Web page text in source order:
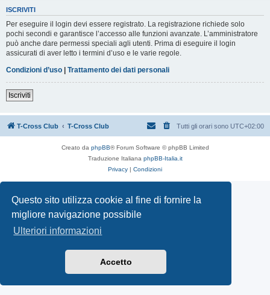
Questo sito utilizza cookie al fine di fornire la
migliore navigazione possibile
Ulteriori informazioni
Accetto
ISCRIVITI
Per eseguire il login devi essere registrato. La registrazione richiede solo
pochi secondi e garantisce l’accesso alle funzioni avanzate. L’amministratore
può anche dare permessi speciali agli utenti. Prima di eseguire il login
assicurati di aver letto i termini d’uso e le varie regole.
Condizioni d’uso | Trattamento dei dati personali
Iscriviti
T-Cross Club T-Cross Club Tutti gli orari sono UTC+02:00
Creato da phpBB® Forum Software © phpBB Limited
Traduzione Italiana phpBB-Italia.it
Privacy | Condizioni